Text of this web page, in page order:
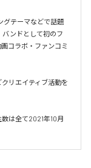
グテーマなどで話題
バンドとして初のフ
コラボ・ファンコミ
リエイティブ活動を
は全て2021年10月